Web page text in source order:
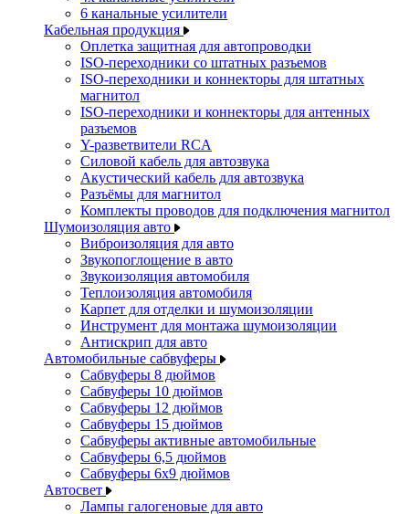
6 канальные усилители
Кабельная продукция
Оплетка защитная для автопроводки
ISO-переходники со штатных разъемов
ISO-переходники и коннекторы для штатных
магнитол
ISO-переходники и коннекторы для антенных
разъемов
Y-разветвители RCA
Силовой кабель для автозвука
Акустический кабель для автозвука
Разъёмы для магнитол
Комплекты проводов для подключения магнитол
Шумоизоляция авто
Виброизоляция для авто
Звукопоглощение в авто
Звукоизоляция автомобиля
Теплоизоляция автомобиля
Карпет для отделки и шумоизоляции
Инструмент для монтажа шумоизоляции
Антискрип для авто
Автомобильные сабвуферы
Сабвуферы 8 дюймов
Сабвуферы 10 дюймов
Сабвуферы 12 дюймов
Сабвуферы 15 дюймов
Сабвуферы активные автомобильные
Сабвуферы 6,5 дюймов
Сабвуферы 6x9 дюймов
Автосвет
Лампы галогеновые для авто